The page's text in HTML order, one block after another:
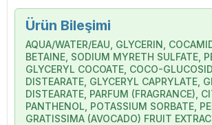
Ürün Bileşimi
AQUA/WATER/EAU, GLYCERIN,
BETAINE, SODIUM MYRETH SULFATE,
GLYCERYL COCOATE, COCO-
DISTEARATE, GLYCERYL CAPRYLATE,
DISTEARATE, PARFUM (FRAGRANCE),
PANTHENOL, POTASSIUM SORBATE,
GRATISSIMA (AVOCADO) FRUIT